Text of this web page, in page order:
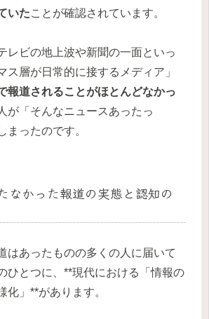
いたことが確認されています。
レビの地上波や新聞の一面といっ
ス層が日常的に接するメディア」
報道されることがほとんどなかっ
が「そんなニュースあったっ
まったのです。
なかった報道の実態と認知の
はあったものの多くの人に届いて
ひとつに、**現代における「情報の
化」**があります。